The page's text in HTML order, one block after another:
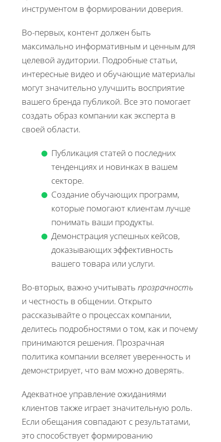
инструментом в формировании доверия.
Во-первых, контент должен быть
максимально информативным и ценным для
целевой аудитории. Подробные статьи,
интересные видео и обучающие материалы
могут значительно улучшить восприятие
вашего бренда публикой. Все это помогает
создать образ компании как эксперта в
своей области.
Публикация статей о последних
тенденциях и новинках в вашем
секторе.
Создание обучающих программ,
которые помогают клиентам лучше
понимать ваши продукты.
Демонстрация успешных кейсов,
доказывающих эффективность
вашего товара или услуги.
Во-вторых, важно учитывать прозрачность
и честность в общении. Открыто
рассказывайте о процессах компании,
делитесь подробностями о том, как и почему
принимаются решения. Прозрачная
политика компании вселяет уверенность и
демонстрирует, что вам можно доверять.
Адекватное управление ожиданиями
клиентов также играет значительную роль.
Если обещания совпадают с результатами,
это способствует формированию